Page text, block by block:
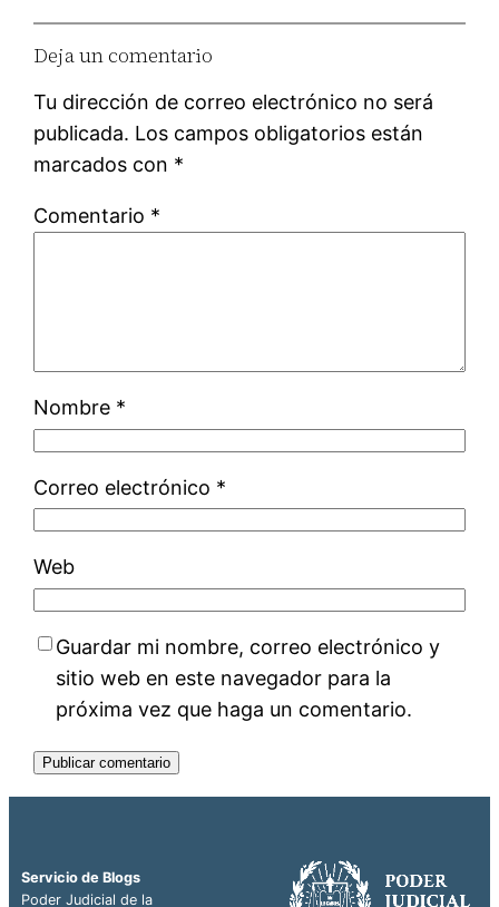
Deja un comentario
Tu dirección de correo electrónico no será
publicada. Los campos obligatorios están
marcados con *
Comentario *
Nombre *
Correo electrónico *
Web
Guardar mi nombre, correo electrónico y
sitio web en este navegador para la
próxima vez que haga un comentario.
Servicio de Blogs
Poder Judicial de la